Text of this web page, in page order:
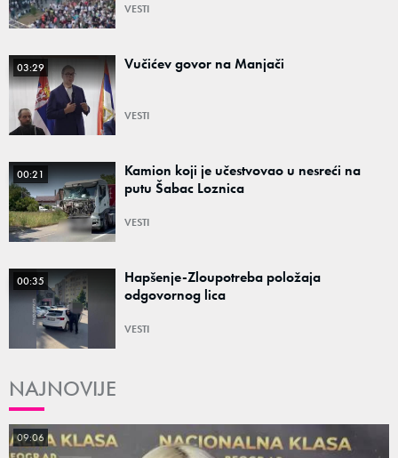
VESTI
03:29 Vučićev govor na Manjači
VESTI
00:21
Kamion koji je učestvovao u nesreći na
putu Šabac Loznica
VESTI
00:35
Hapšenje-Zloupotreba položaja
odgovornog lica
VESTI
NAJNOVIJE
09:06